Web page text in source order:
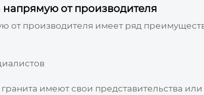
напрямую от производителя
от производителя имеет ряд
имеют свои представительства